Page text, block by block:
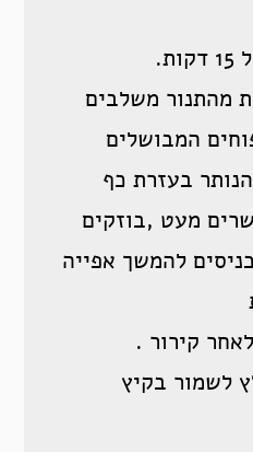
מהתנור משלבים
המבושלים
בעזרת כף
מעט ,בוזקים
להמשך אפייה
קירור .
לשמור בקיץ